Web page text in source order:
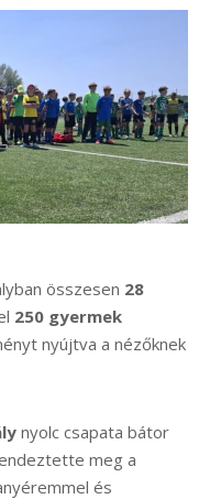
összesen 28
250 gyermek
nyújtva a nézőknek
nyolc csapata bátor
meg a
és